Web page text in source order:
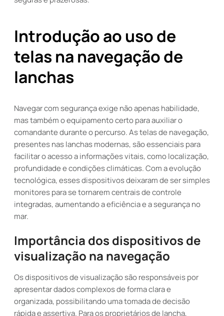
Introdução ao uso de
telas na navegação de
lanchas
Navegar com segurança exige não apenas habilidade,
mas também o equipamento certo para auxiliar o
comandante durante o percurso. As telas de navegação,
presentes nas lanchas modernas, são essenciais para
facilitar o acesso a informações vitais, como localização,
profundidade e condições climáticas. Com a evolução
tecnológica, esses dispositivos deixaram de ser simples
monitores para se tornarem centrais de controle
integradas, aumentando a eficiência e a segurança no
mar.
Importância dos dispositivos de
visualização na navegação
Os dispositivos de visualização são responsáveis por
apresentar dados complexos de forma clara e
organizada, possibilitando uma tomada de decisão
rápida e assertiva. Para os proprietários de lancha,